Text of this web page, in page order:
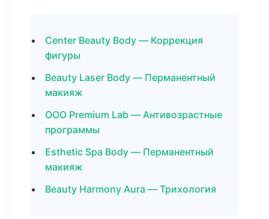
Center Beauty Body — Коррекция
фигуры
Beauty Laser Body — Перманентный
макияж
ООО Premium Lab — Антивозрастные
программы
Esthetic Spa Body — Перманентный
макияж
Beauty Harmony Aura — Трихология